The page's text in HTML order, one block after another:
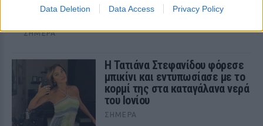
Data Deletion Data Access Privacy Policy
την «Οδύσσεια» του Christopher Nolan, το οχυρωμένο χωριό
Αΐτ Μπεν Χαντού έχει φιλοξενήσει πάνω από έξι δεκαετίες
ΣΉΜΕΡΑ
Η Τατιάνα Στεφανίδου φόρεσε
μπικίνι και εντυπωσίασε με το
κορμί της στα καταγάλανα νερά
του Ιονίου
ΣΉΜΕΡΑ